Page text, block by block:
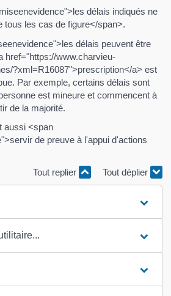
délais indiqués ne
tous les cas de figure</span>.
délais peuvent être
href="https://www.charvieu-
?xml=R16087">prescription</a> est
Par exemple, certains délais sont
est mineure et commencent à
de la majorité.
aussi <span
de preuve à l'appui d'actions
Tout replier
Tout déplier